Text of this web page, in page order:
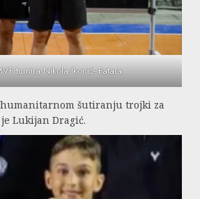
turnira Nikola Ikonić- Patara
šutiranju trojki za
Lukijan Dragić.